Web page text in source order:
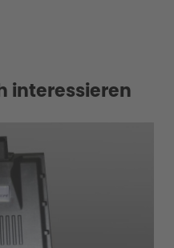
interessieren